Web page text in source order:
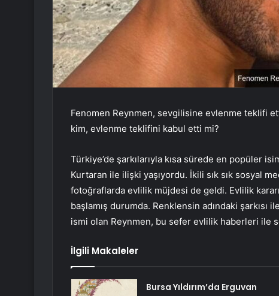
Fenomen Reynmen, sevgilisine evlenme teklifi
kim, evlenme teklifini kabul etti mi?
Türkiye’de şarkılarıyla kısa sürede en popüler
Kurtaran ile ilişki yaşıyordu. İkili sık sık sosyal
fotoğraflarda evlilik müjdesi de geldi. Evlilik
başlamış durumda. Renklensin adındaki şarkısı
ismi olan Reynmen, bu sefer evlilik haberleri ile
İlgili Makaleler
Bursa Yıldırım’da Erguvan